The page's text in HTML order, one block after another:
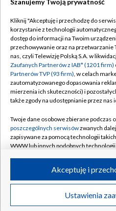
Abonament TVP
Emisja w TVP
Centrum informacji TVP
Naziemna Telewizja Cyfrowa
Rada Programowa
System NOS
Informacje o nadawcy
Program dla prasy
Ogłoszenie przetargowe
Polityka
Moje
©2026 Telewizja
Szanujemy Twoją prywatność
Kliknij "Akceptuję i przechodzę do
korzystanie z technologii
dostęp do informacji na Twoim
przechowywanie oraz na przetwarzanie
nas, czyli Telewizję Polską S.A. w
Zaufanych Partnerów z IAB* (1201 firm)
Partnerów TVP (93 firm), w celach
zautomatyzowanego dopasowania
mierzenia ich skuteczności) i
także zgody na udostępnianie przez nas
Twoje dane osobowe zbierane podczas
poszczególnych serwisówzwanych
zapisywane za pomocą technologii
WWW lub innych podobnych
ruchu w Internecie.
Twoje dane osobowe zbierane podczas
poszczególnych serwisówna Portalu,
Ustawienia
Akceptuję i